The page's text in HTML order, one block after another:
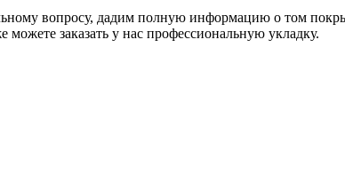
вопросу, дадим полную информацию о том
заказать у нас профессиональную укладку.